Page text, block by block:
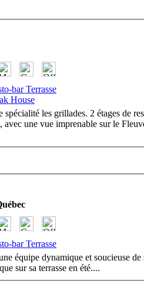
bar Terrasse
House
les grillades. 2 étages de
avec une vue imprenable sur le
bar Terrasse
équipe dynamique et soucieuse
sur sa terrasse en été....